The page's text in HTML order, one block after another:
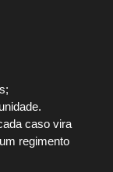
caso vira
regimento